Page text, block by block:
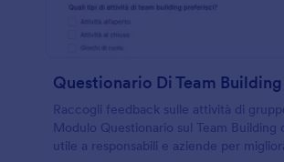
Questionario Di Team Building
Raccogli feedback sulle attività di
Modulo Questionario sul Team Building
utile a responsabili e aziende per